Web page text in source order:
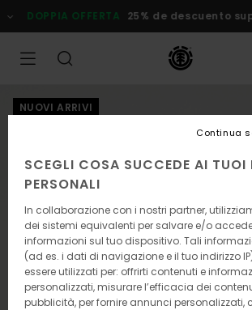
alle
informazioni
prodotto
DOPPIA OFFERTA 25% de descuento
NUOVI ARRIVI
SCEGLI COSA SUCCEDE AI TUOI
PERSONALI
In collaborazione con i nostri partner,
dei sistemi equivalenti per salvare e/o
informazioni sul tuo dispositivo. Tali
(ad es. i dati di navigazione e il tuo indirizzo
essere utilizzati per: offrirti contenuti e
personalizzati, misurare l’efficacia dei
pubblicità, per fornire annunci personalizzati,
Continua